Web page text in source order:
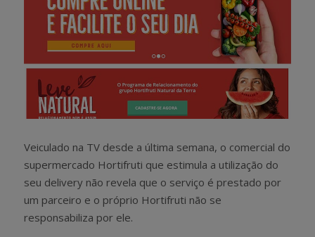
Veiculado na TV desde a última semana, o comercial do
supermercado Hortifruti que estimula a utilização do
seu delivery não revela que o serviço é prestado por
um parceiro e o próprio Hortifruti não se
responsabiliza por ele.